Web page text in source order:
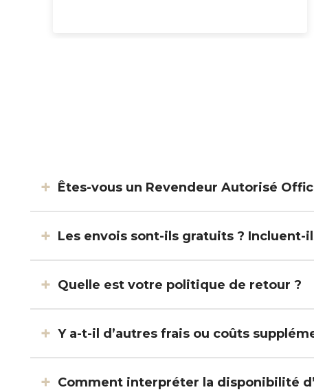
Êtes-vous un Revendeur Autorisé
Les envois sont-ils gratuits ? Incluent-
Quelle est votre politique de retour ?
Y a-t-il d’autres frais ou coûts
Comment interpréter la disponibilité